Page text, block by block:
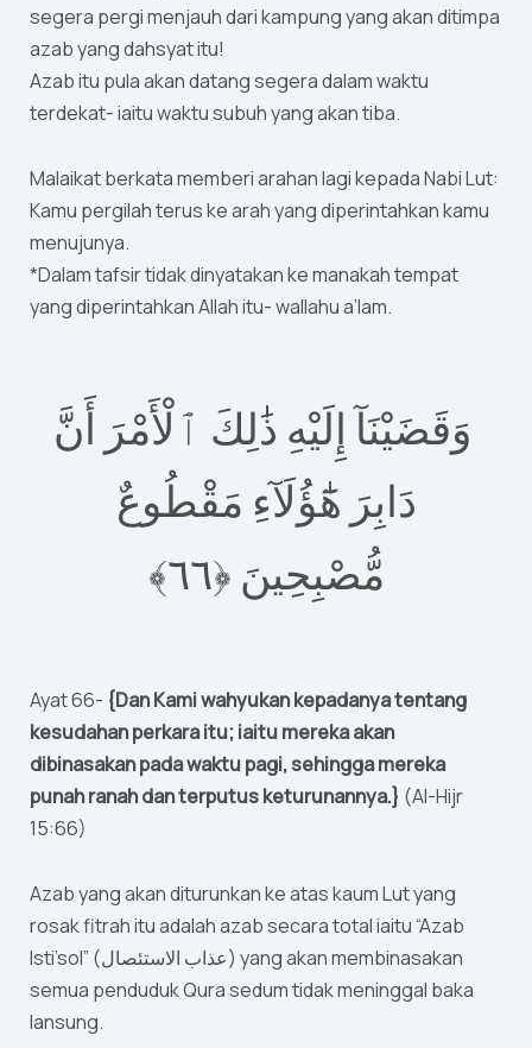
segera pergi menjauh dari kampung yang akan ditimpa
azab yang dahsyat itu!
Azab itu pula akan datang segera dalam waktu
terdekat- iaitu waktu subuh yang akan tiba.
Malaikat berkata memberi arahan lagi kepada Nabi Lut:
Kamu pergilah terus ke arah yang diperintahkan kamu
menujunya.
*Dalam tafsir tidak dinyatakan ke manakah tempat
yang diperintahkan Allah itu- wallahu a’lam.
وَقَضَيْنَآ إِلَيْهِ ذَٰلِكَ ٱلْأَمْرَ أَنَّ
دَابِرَ هَٰٓؤُلَآءِ مَقْطُوعٌ
مُّصْبِحِينَ ‎﴿٦٦﴾
Ayat 66- {Dan Kami wahyukan kepadanya tentang
kesudahan perkara itu; iaitu mereka akan
dibinasakan pada waktu pagi, sehingga mereka
punah ranah dan terputus keturunannya.} (Al-Hijr
15:66)
Azab yang akan diturunkan ke atas kaum Lut yang
rosak fitrah itu adalah azab secara total iaitu “Azab
Isti’sol” (عذاب الاستئصال) yang akan membinasakan
semua penduduk Qura sedum tidak meninggal baka
lansung.